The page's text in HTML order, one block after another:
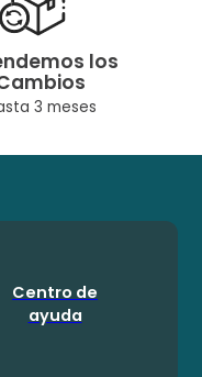
los
3 meses
Centro de
ayuda